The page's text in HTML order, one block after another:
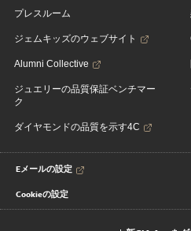
プレスルーム
ジェムキッズのウェブサイト
Alumni Collective
ジュエリーの品質保証ベンチマー
ク
ダイヤモンドの品質を示す4C
Eメールの設定
Cookieの設定